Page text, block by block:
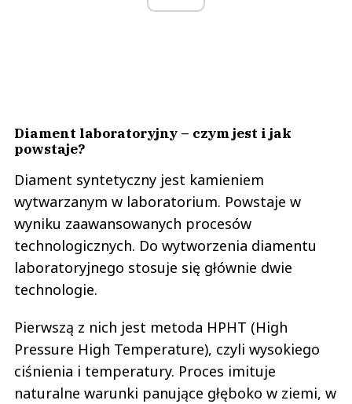
Diament laboratoryjny – czym jest i jak
powstaje?
Diament syntetyczny jest kamieniem
wytwarzanym w laboratorium. Powstaje w
wyniku zaawansowanych procesów
technologicznych. Do wytworzenia diamentu
laboratoryjnego stosuje się głównie dwie
technologie.
Pierwszą z nich jest metoda HPHT (High
Pressure High Temperature), czyli wysokiego
ciśnienia i temperatury. Proces imituje
naturalne warunki panujące głęboko w ziemi, w